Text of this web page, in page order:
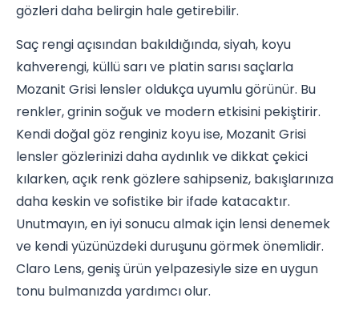
gözleri daha belirgin hale getirebilir.
Saç rengi açısından bakıldığında, siyah, koyu
kahverengi, küllü sarı ve platin sarısı saçlarla
Mozanit Grisi lensler oldukça uyumlu görünür. Bu
renkler, grinin soğuk ve modern etkisini pekiştirir.
Kendi doğal göz renginiz koyu ise, Mozanit Grisi
lensler gözlerinizi daha aydınlık ve dikkat çekici
kılarken, açık renk gözlere sahipseniz, bakışlarınıza
daha keskin ve sofistike bir ifade katacaktır.
Unutmayın, en iyi sonucu almak için lensi denemek
ve kendi yüzünüzdeki duruşunu görmek önemlidir.
Claro Lens, geniş ürün yelpazesiyle size en uygun
tonu bulmanızda yardımcı olur.